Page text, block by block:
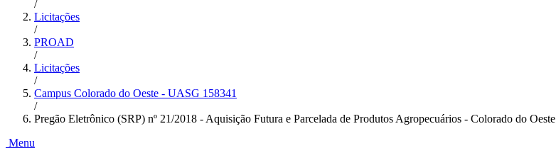
/
Licitações
/
PROAD
/
Licitações
/
Campus Colorado do Oeste - UASG 158341
/
Pregão Eletrônico (SRP) nº 21/2018 - Aquisição Futura e Parcelada de Produtos Agropecuários - Colorado do Oeste
Menu